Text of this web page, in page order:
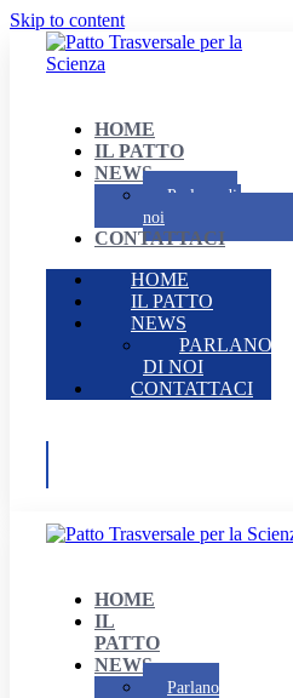
Skip to content
HOME
IL PATTO
NEWS
Parlano di
noi
CONTATTACI
HOME
IL PATTO
NEWS
PARLANO
DI NOI
CONTATTACI
HOME
IL
PATTO
NEWS
Parlano